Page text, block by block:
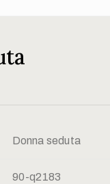
Donna seduta
90-q2183